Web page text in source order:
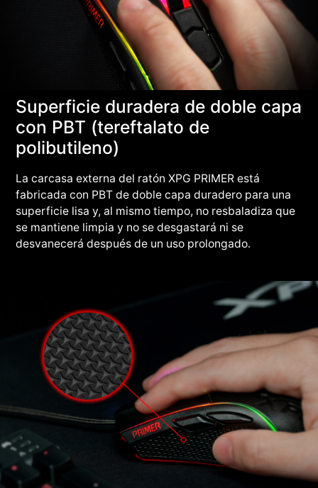
Superficie duradera de doble capa
con PBT (tereftalato de
polibutileno)
La carcasa externa del ratón XPG PRIMER está
fabricada con PBT de doble capa duradero para una
superficie lisa y, al mismo tiempo, no resbaladiza que
se mantiene limpia y no se desgastará ni se
desvanecerá después de un uso prolongado.